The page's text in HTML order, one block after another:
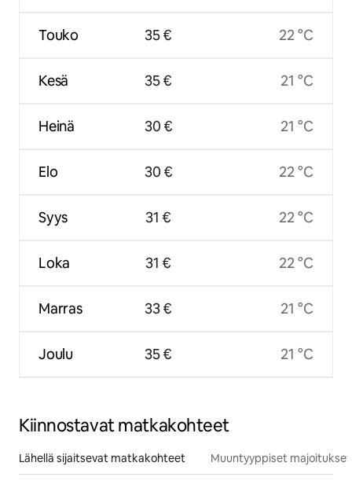
Touko
Kesä
Heinä
Elo
Syys
Loka
Marras
Joulu
35 €
35 €
30 €
30 €
31 €
31 €
33 €
35 €
22 °C
21 °C
21 °C
22 °C
22 °C
22 °C
21 °C
21 °C
Kiinnostavat matkakohteet
Lähellä sijaitsevat matkakohteet Muuntyyppiset majoitukset